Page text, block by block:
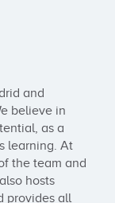
and
believe in
as a
learning. At
the team and
hosts
provides all